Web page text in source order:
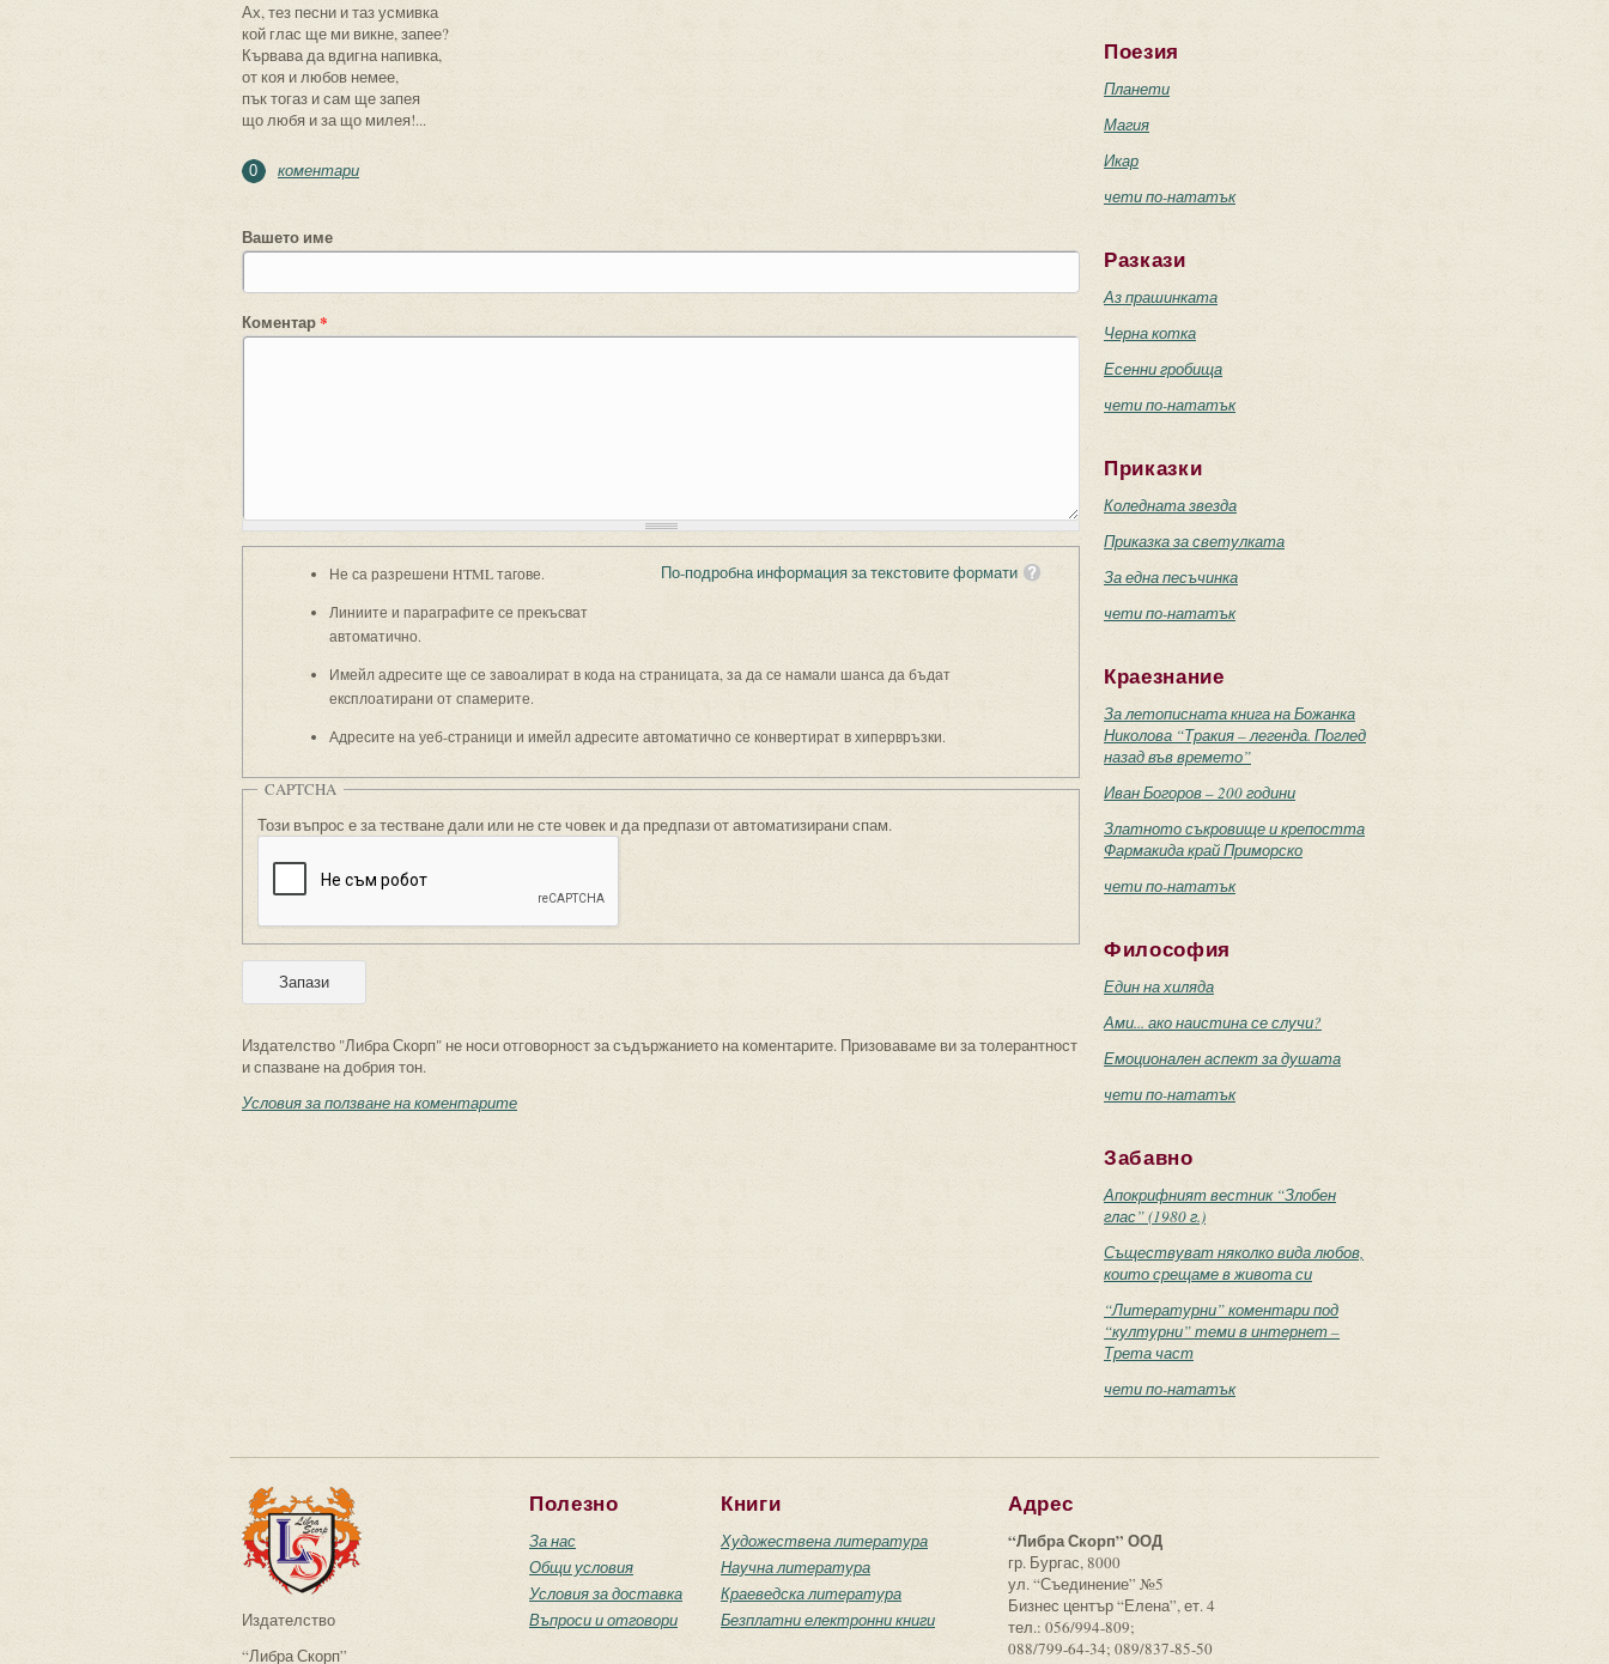
Ах, тез песни и таз усмивка
кой глас ще ми викне, запее?
Кървава да вдигна напивка,
от коя и любов немее,
пък тогаз и сам ще запея
що любя и за що милея!...
0 коментари
Вашето име
Коментар*
По-подробна информация за текстовите формати
Не са разрешени HTML тагове.
Линиите и параграфите се прекъсват
автоматично.
Имейл адресите ще се завоалират в кода на страницата, за да се намали шанса да бъдат
експлоатирани от спамерите.
Адресите на уеб-страници и имейл адресите автоматично се конвертират в хипервръзки.
CAPTCHA
Този въпрос е за тестване дали или не сте човек и да предпази от автоматизирани спам.
Издателство "Либра Скорп" не носи отговорност за съдържанието на коментарите. Призоваваме ви за толерантност
и спазване на добрия тон.
Условия за ползване на коментарите
Поезия
Планети
Магия
Икар
чети по-нататък
Разкази
Аз прашинката
Черна котка
Есенни гробища
чети по-нататък
Приказки
Коледната звезда
Приказка за светулката
За една песъчинка
чети по-нататък
Краезнание
За летописната книга на Божанка
Николова “Тракия – легенда. Поглед
назад във времето”
Иван Богоров – 200 години
Златното съкровище и крепостта
Фармакида край Приморско
чети по-нататък
Философия
Един на хиляда
Ами... ако наистина се случи?
Емоционален аспект за душата
чети по-нататък
Забавно
Апокрифният вестник “Злобен
глас” (1980 г.)
Съществуват няколко вида любов,
които срещаме в живота си
“Литературни” коментари под
“културни” теми в интернет –
Трета част
чети по-нататък
Издателство
“Либра Скорп”
Полезно
За нас
Общи условия
Условия за доставка
Въпроси и отговори
Книги
Художествена литература
Научна литература
Краеведска литература
Безплатни електронни книги
Адрес
“Либра Скорп” ООД
гр. Бургас, 8000
ул. “Съединение” №5
Бизнес център “Елена”, ет. 4
тел.: 056/994-809;
088/799-64-34; 089/837-85-50